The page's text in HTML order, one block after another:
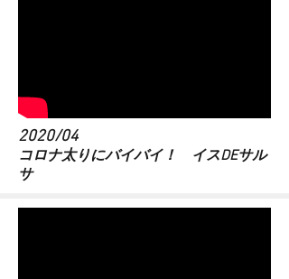
2020/04
​コロナ太りにバイバイ！ イスDEサル
サ